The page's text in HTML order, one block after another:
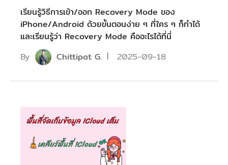
เรียนรู้วิธีการเข้า/ออก Recovery Mode ของ
iPhone/Android ด้วยขั้นตอนง่าย ๆ ที่ใคร ๆ ก็ทำได้
และเรียนรู้ว่า Recovery Mode คืออะไรได้ที่นี่
By
Chittipat G. 2025-09-18